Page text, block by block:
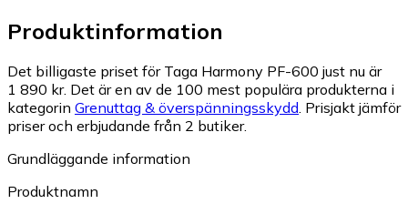
Produktinformation
Det billigaste priset för Taga Harmony PF-600 just nu är
1 890 kr. Det är en av de 100 mest populära produkterna i
kategorin Grenuttag & överspänningsskydd. Prisjakt jämför
priser och erbjudande från 2 butiker.
Grundläggande information
Produktnamn